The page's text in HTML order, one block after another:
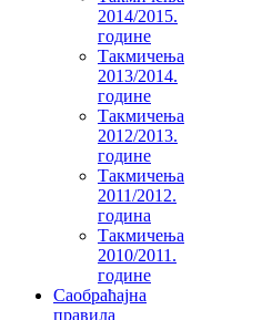
2014/2015.
године
Такмичења
2013/2014.
године
Такмичења
2012/2013.
године
Такмичења
2011/2012.
година
Такмичења
2010/2011.
године
Саобраћајна
правила